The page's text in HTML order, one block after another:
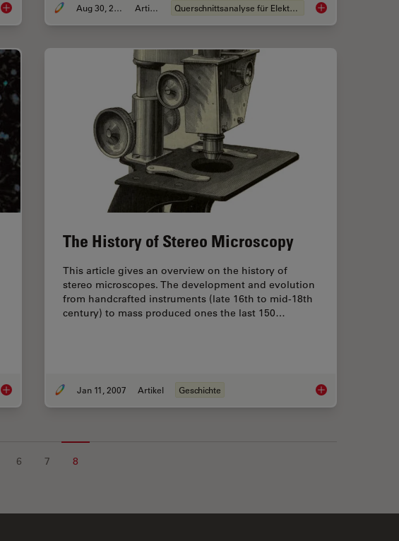
Is that Document Genuine or Fake? How do They Identify Fake Documents?
Aug 30, 2011 Artikel Querschnittsanalyse für Elektronik Metallography with
Forensic Detection of Sperm from Sexual Assault Evidence
The History of Stereo Microscopy
This article gives an overview on the history of
stereo microscopes. The development and evolution
from handcrafted instruments (late 16th to mid-18th
century) to mass produced ones the last 150…
Jan 11, 2007 Artikel Geschichte The History of
6 7 8